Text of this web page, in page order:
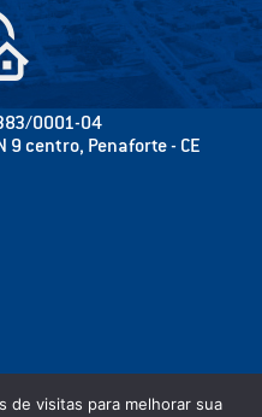
0001-04
9 centro, Penaforte - CE
de visitas para melhorar sua